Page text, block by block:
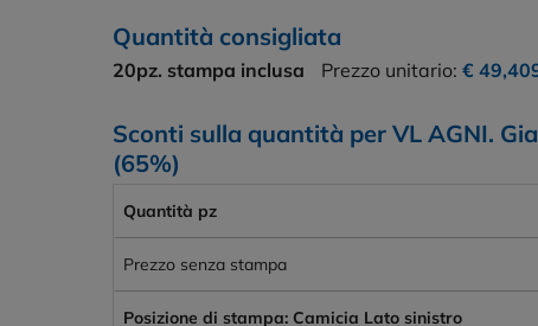
Quantità consigliata
20pz. stampa inclusa Prezzo unitario: €
Sconti sulla quantità per VL AGNI.
(65%)
Quantità pz
Prezzo senza stampa
Posizione di stampa: Camicia Lato sinistro